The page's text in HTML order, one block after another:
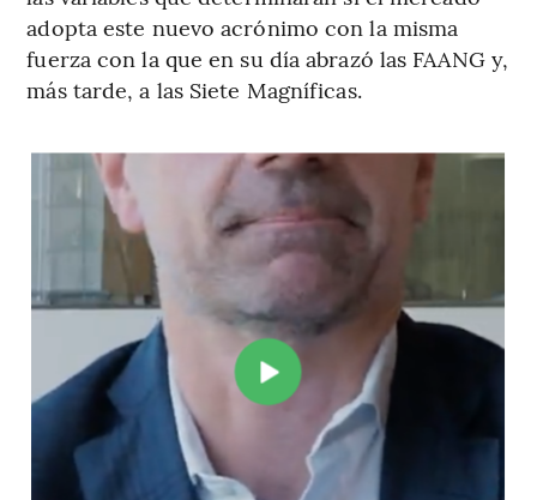
adopta este nuevo acrónimo con la misma
fuerza con la que en su día abrazó las FAANG y,
más tarde, a las Siete Magníficas.